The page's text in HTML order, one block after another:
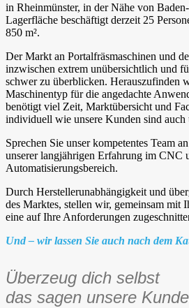
in Rheinmünster, in der Nähe von
Lagerfläche beschäftigt derzeit 25
850 m².
Der Markt an Portalfräsmaschinen und
inzwischen extrem unübersichtlich und
schwer zu überblicken. Herauszufinden
Maschinentyp für die angedachte
benötigt viel Zeit, Marktübersicht und
individuell wie unsere Kunden sind auch
Sprechen Sie unser kompetentes Team
unserer langjährigen Erfahrung im CNC
Automatisierungsbereich.
Durch Herstellerunabhängigkeit und
des Marktes, stellen wir, gemeinsam mit
eine auf Ihre Anforderungen
Und – wir lassen Sie auch nach dem
Überzeug dich selbst
das sagen unsere